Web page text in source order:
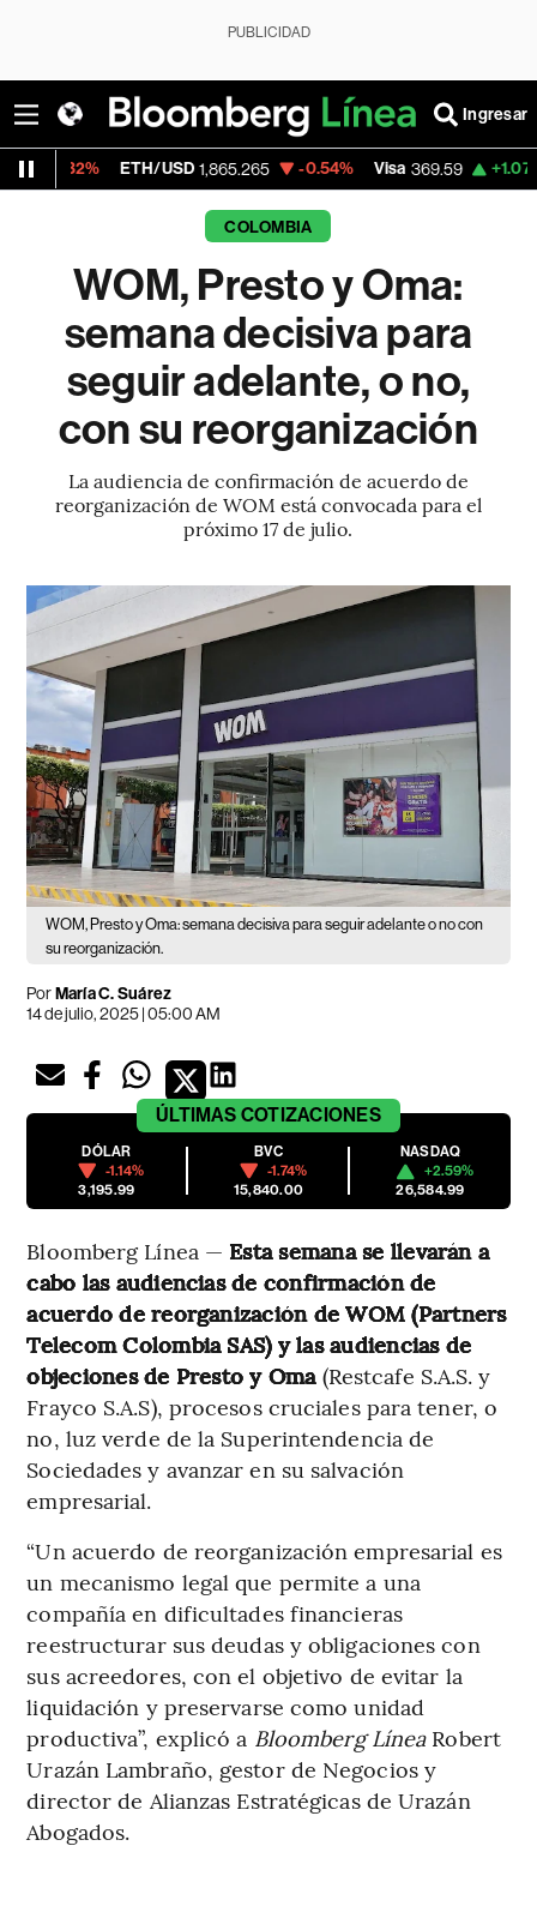
PUBLICIDAD
Ingresar
ETH/USD 1,865.265 -0.54% Visa 369.59 +1.07%
COLOMBIA
WOM, Presto y Oma:
semana decisiva para
seguir adelante, o no,
con su reorganización
La audiencia de confirmación de acuerdo de
reorganización de WOM está convocada para el
próximo 17 de julio.
WOM, Presto y Oma: semana decisiva para seguir adelante o no con
su reorganización.
PorMaría C. Suárez
14 de julio, 2025 | 05:00 AM
ÚLTIMAS COTIZACIONES
DÓLAR
-1.14%
3,195.99
BVC
-1.74%
15,840.00
NASDAQ
+2.59%
26,584.99
Bloomberg Línea — Esta semana se llevarán a
cabo las audiencias de confirmación de
acuerdo de reorganización de WOM (Partners
Telecom Colombia SAS) y las audiencias de
objeciones de Presto y Oma(Restcafe S.A.S. y
Frayco S.A.S), procesos cruciales para tener, o
no, luz verde de la Superintendencia de
Sociedades y avanzar en su salvación
empresarial.
“Un acuerdo de reorganización empresarial es
un mecanismo legal que permite a una
compañía en dificultades financieras
reestructurar sus deudas y obligaciones con
sus acreedores, con el objetivo de evitar la
liquidación y preservarse como unidad
productiva”, explicó a Bloomberg LíneaRobert
Urazán Lambraño, gestor de Negocios y
director de Alianzas Estratégicas de Urazán
Abogados.